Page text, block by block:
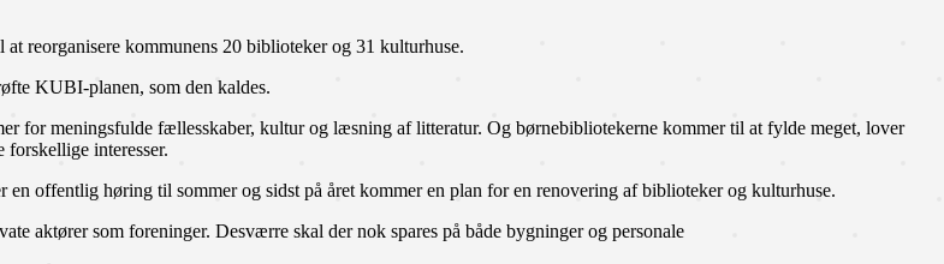
reorganisere kommunens 20 biblioteker og 31 kulturhuse.
KUBI-planen, som den kaldes.
for meningsfulde fællesskaber, kultur og læsning af litteratur. Og børnebibliotekerne kommer til at fylde meget, lover
interesser.
offentlig høring til sommer og sidst på året kommer en plan for en renovering af biblioteker og kulturhuse.
aktører som foreninger. Desværre skal der nok spares på både bygninger og personale